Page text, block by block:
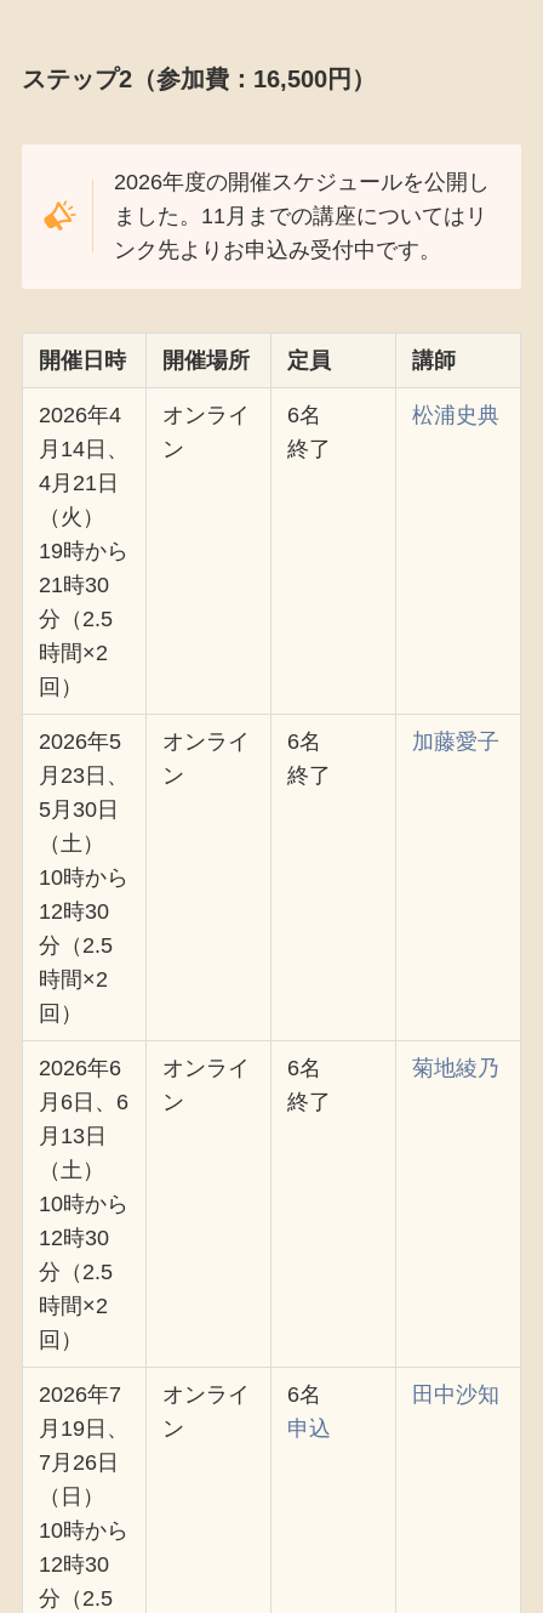
ステップ2（参加費：16,500円）
2026年度の開催スケジュールを公開し
ました。11月までの講座についてはリ
ンク先よりお申込み受付中です。
開催日時 開催場所 定員 講師
2026年4
月14日、
4月21日
（火）
19時から
21時30
分（2.5
時間×2
回）
オンライ
ン
6名
終了
松浦史典
2026年5
月23日、
5月30日
（土）
10時から
12時30
分（2.5
時間×2
回）
オンライ
ン
6名
終了
加藤愛子
2026年6
月6日、6
月13日
（土）
10時から
12時30
分（2.5
時間×2
回）
オンライ
ン
6名
終了
菊地綾乃
2026年7
月19日、
7月26日
（日）
10時から
12時30
分（2.5
オンライ
ン
6名
申込
田中沙知